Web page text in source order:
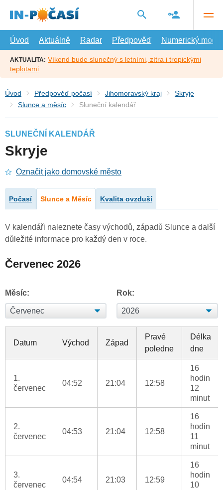
hlavní
Úvod
Aktuálně Radar Předpověď Numerický model
AKTUALITA: Víkend bude slunečný s letními, zítra i tropickými
teplotami
Úvod Předpověď počasí Jihomoravský kraj
Skryje
Slunce a měsíc
Sluneční kalendář
SLUNEČNÍ KALENDÁŘ
Skryje
Označit jako domovské město
Počasí Slunce a Měsíc Kvalita ovzduší
V kalendáři naleznete časy východů, západů Slunce a další
důležité informace pro každý den v roce.
Červenec 2026
Měsíc: Rok:
Datum Východ Západ
Pravé
poledne
Délka
dne
1.
červenec
04:52 21:04 12:58
16
hodin
12
minut
2.
červenec
04:53 21:04 12:58
16
hodin
11
minut
3.
červenec
04:54 21:03 12:59
16
hodin
10